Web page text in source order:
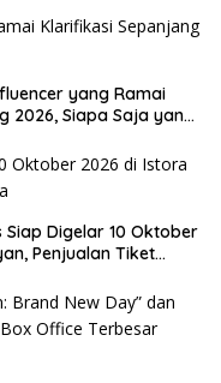
yang Ramai
2026, Siapa Saja yang
Siap Digelar 10 Oktober
Penjualan Tiket